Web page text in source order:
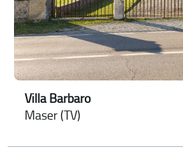
Villa Barbaro
Maser (TV)